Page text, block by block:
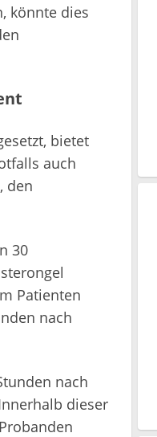
könnte dies
bietet
auch
den
30
Patienten
nach
nach
dieser